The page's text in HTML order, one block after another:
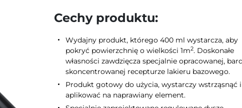
Cechy produktu:
Wydajny produkt, którego 400 ml wystarcza, aby
pokryć powierzchnię o wielkości 1m2. Doskonałe
własności zawdzięcza specjalnie opracowanej,
skoncentrowanej recepturze lakieru bazowego.
Produkt gotowy do użycia, wystarczy wstrząsnąć i
aplikować na naprawiany element.